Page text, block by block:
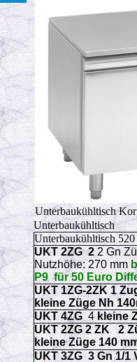
Unterbaukühltisch
Unterbaukühltisch
Unterbaukühltisch 520
UKT 2ZG 22 Gn
Nutzhöhe: 270 mm
P9 für 50 Euro
UKT 1ZG-2ZK 1
kleine Züge Nh
UKT 4ZG4kleine
UKT 2ZG 2 ZK 2
kleine Züge140
UKT 3ZG 3Gn 1/1